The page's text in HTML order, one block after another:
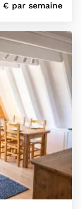
€ par semaine